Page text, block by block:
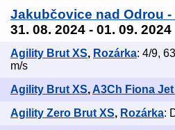
Jakubčovice nad Odrou -
31. 08. 2024 - 01. 09. 2024
Agility Brut XS, Rozárka: 4/9,
m/s
Agility Brut XS, A3Ch Fiona
Agility Zero Brut XS, Rozárka: